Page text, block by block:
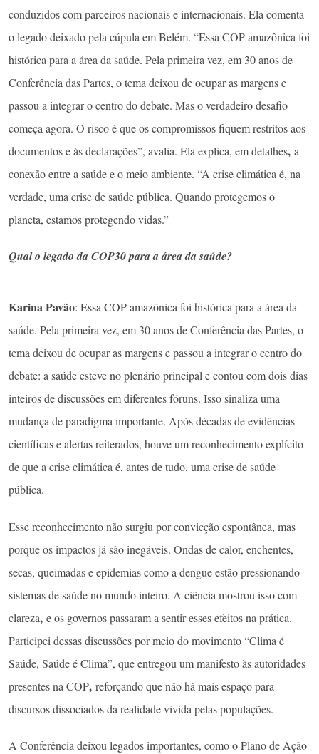
conduzidos com parceiros nacionais e internacionais. Ela comenta
o legado deixado pela cúpula em Belém. “Essa COP amazônica foi
histórica para a área da saúde. Pela primeira vez, em 30 anos de
Conferência das Partes, o tema deixou de ocupar as margens e
passou a integrar o centro do debate. Mas o verdadeiro desafio
começa agora. O risco é que os compromissos fiquem restritos aos
documentos e às declarações”, avalia. Ela explica, em detalhes, a
conexão entre a saúde e o meio ambiente. “A crise climática é, na
verdade, uma crise de saúde pública. Quando protegemos o
planeta, estamos protegendo vidas.”
Qual o legado da COP30 para a área da saúde?
Karina Pavão: Essa COP amazônica foi histórica para a área da
saúde. Pela primeira vez, em 30 anos de Conferência das Partes, o
tema deixou de ocupar as margens e passou a integrar o centro do
debate: a saúde esteve no plenário principal e contou com dois dias
inteiros de discussões em diferentes fóruns. Isso sinaliza uma
mudança de paradigma importante. Após décadas de evidências
científicas e alertas reiterados, houve um reconhecimento explícito
de que a crise climática é, antes de tudo, uma crise de saúde
pública.
Esse reconhecimento não surgiu por convicção espontânea, mas
porque os impactos já são inegáveis. Ondas de calor, enchentes,
secas, queimadas e epidemias como a dengue estão pressionando
sistemas de saúde no mundo inteiro. A ciência mostrou isso com
clareza, e os governos passaram a sentir esses efeitos na prática.
Participei dessas discussões por meio do movimento “Clima é
Saúde, Saúde é Clima”, que entregou um manifesto às autoridades
presentes na COP, reforçando que não há mais espaço para
discursos dissociados da realidade vivida pelas populações.
A Conferência deixou legados importantes, como o Plano de Ação